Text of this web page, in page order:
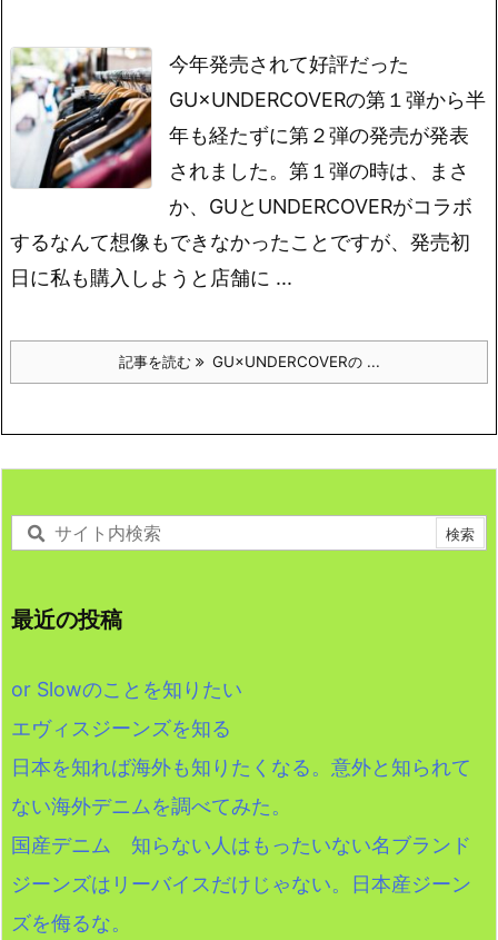
今年発売されて好評だった
GU×UNDERCOVERの第１弾から半
年も経たずに第２弾の発売が発表
されました。第１弾の時は、まさ
か、GUとUNDERCOVERがコラボ
するなんて想像もできなかったことですが、発売初
日に私も購入しようと店舗に ...
記事を読む GU×UNDERCOVERの ...
最近の投稿
or Slowのことを知りたい
エヴィスジーンズを知る
日本を知れば海外も知りたくなる。意外と知られて
ない海外デニムを調べてみた。
国産デニム 知らない人はもったいない名ブランド
ジーンズはリーバイスだけじゃない。日本産ジーン
ズを侮るな。